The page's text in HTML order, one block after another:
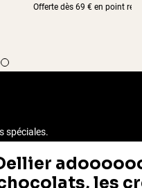
Offerte dès 69 € en point
spéciales.
S'inscrire